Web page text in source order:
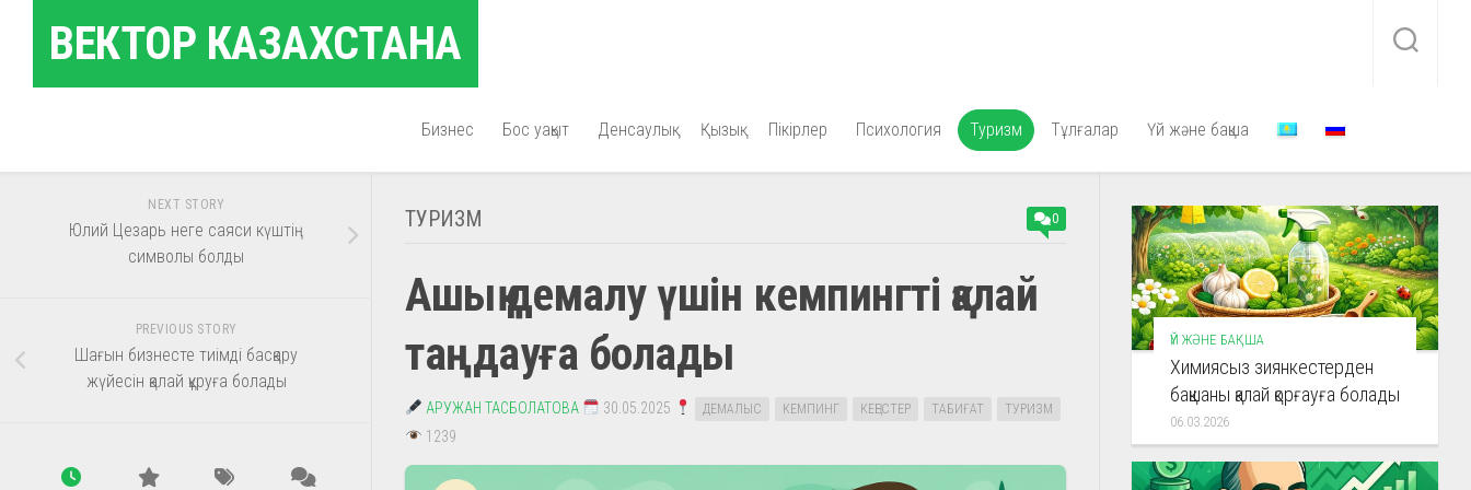
contentВЕКТОР КАЗАХСТАНА
Бизнес Бос уақыт Денсаулық Қызық Пікірлер Психология Туризм Тұлғалар Үй және бақша
ТУРИЗМ 0
Ашық демалу үшін кемпингті қалай
таңдауға болады
АРУЖАН ТАСБОЛАТОВА 30.05.2025 ДЕМАЛЫС КЕМПИНГ КЕҢЕСТЕР ТАБИҒАТ ТУРИЗМ
1239
NEXT STORY
Юлий Цезарь неге саяси күштің
символы болды
PREVIOUS STORY
Шағын бизнесте тиімді басқару
жүйесін қалай құруға болады
ҮЙ ЖӘНЕ БАҚША
Химиясыз зиянкестерден
бақшаны қалай қорғауға болады
06.03.2026